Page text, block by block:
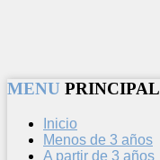
MENU PRINCIPAL
Inicio
Menos de 3 años
A partir de 3 años